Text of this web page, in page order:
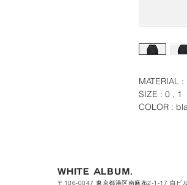
MATERIAL
SIZE : 0 , 1
COLOR :
WHITE ALBUM.
〒106-0047 東京都港区南麻布2-1-17 白ビ